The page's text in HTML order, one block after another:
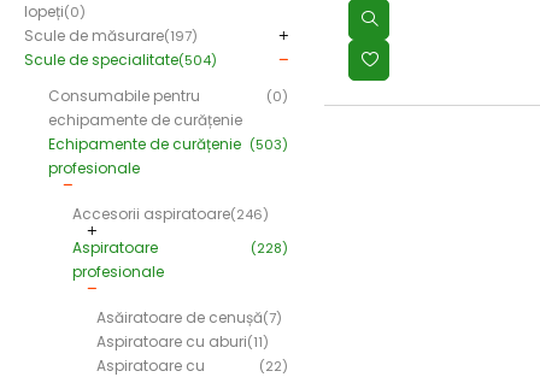
lopeți(0)
Scule de măsurare(197)
Scule de specialitate(504)
Consumabile pentru
echipamente de curățenie
(0)
Echipamente de curățenie
profesionale
(503)
Accesorii aspiratoare(246)
Aspiratoare
profesionale
(228)
Asăiratoare de cenușă(7)
Aspiratoare cu aburi(11)
Aspiratoare cu
(22)